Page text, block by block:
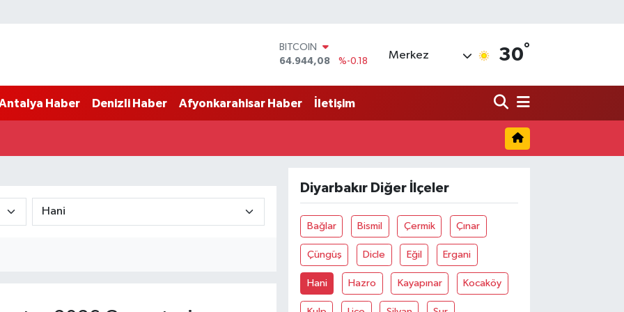
BITCOIN
64.944,08
%-0.18
EURO
GRAM ALTIN
BİST100
13.779
%-14
Merkez 30°
Haber Denizli Haber Afyonkarahisar Haber İletişim
Diyarbakır Diğer İlçeler
Bağlar Bismil Çermik Çınar
Çüngüş Dicle Eğil Ergani
Hani Hazro Kayapınar Kocaköy